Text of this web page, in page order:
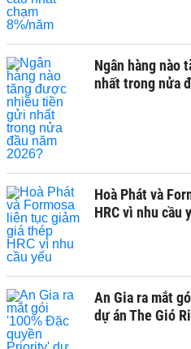
Ngân hàng nào
nhất trong nửa
Hoà Phát và
HRC vì nhu cầu
An Gia ra mắt
dự án The Gió